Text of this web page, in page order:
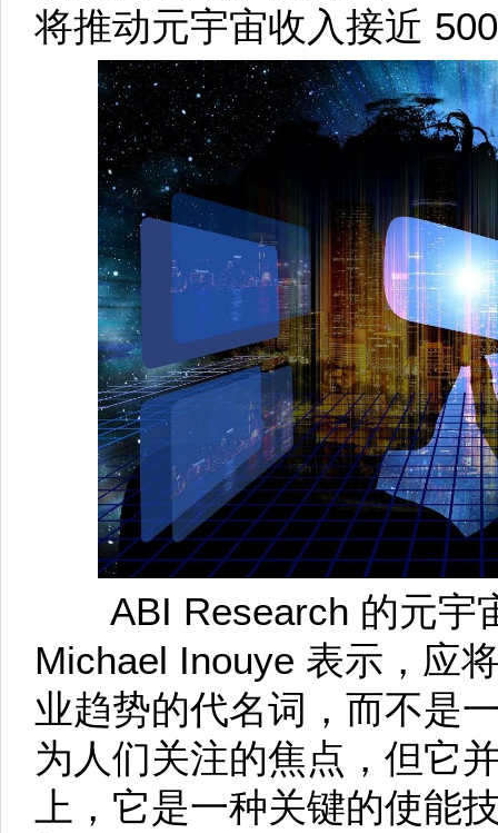
将推动元宇宙收入接近
ABI Research 的元宇
Michael Inouye 表示，应
业趋势的代名词，而不是
为人们关注的焦点，但它
上，它是一种关键的使能